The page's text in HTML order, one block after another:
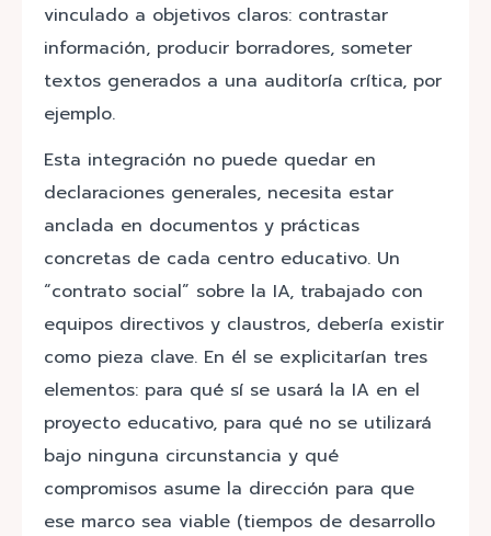
vinculado a objetivos claros: contrastar
información, producir borradores, someter
textos generados a una auditoría crítica, por
ejemplo.
Esta integración no puede quedar en
declaraciones generales, necesita estar
anclada en documentos y prácticas
concretas de cada centro educativo. Un
“contrato social” sobre la IA, trabajado con
equipos directivos y claustros, debería existir
como pieza clave. En él se explicitarían tres
elementos: para qué sí se usará la IA en el
proyecto educativo, para qué no se utilizará
bajo ninguna circunstancia y qué
compromisos asume la dirección para que
ese marco sea viable (tiempos de desarrollo